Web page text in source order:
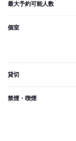
最大予約可能人数
個室
貸切
禁煙・喫煙